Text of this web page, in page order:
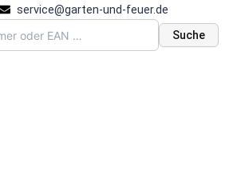
service@garten-und-feuer.de
Suche